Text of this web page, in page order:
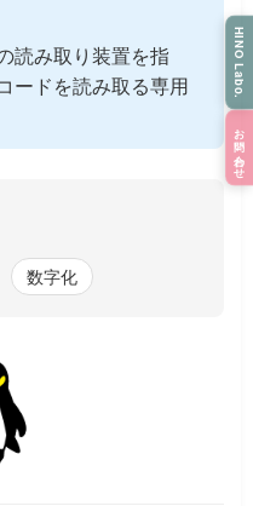
読み取り装置を指
ードを読み取る専用
数字化
HINO Labo.
お問い合わせ